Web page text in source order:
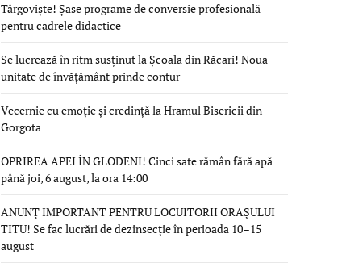
Târgoviște! Șase programe de conversie profesională
pentru cadrele didactice
Se lucrează în ritm susținut la Școala din Răcari! Noua
unitate de învățământ prinde contur
Vecernie cu emoție și credință la Hramul Bisericii din
Gorgota
OPRIREA APEI ÎN GLODENI! Cinci sate rămân fără apă
până joi, 6 august, la ora 14:00
ANUNȚ IMPORTANT PENTRU LOCUITORII ORAȘULUI
TITU! Se fac lucrări de dezinsecție în perioada 10–15
august